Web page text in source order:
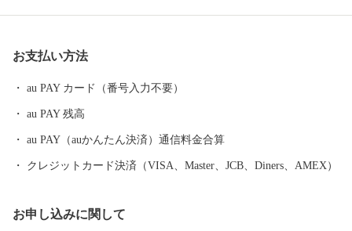
………………………………………………………■□■
お支払い方法
au PAY カード（番号入力不要）
au PAY 残高
au PAY（auかんたん決済）通信料金合算
クレジットカード決済（VISA、Master、JCB、Diners、AMEX）
お申し込みに関して